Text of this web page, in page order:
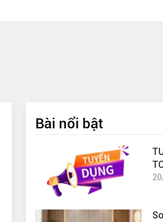
Bài nổi bật